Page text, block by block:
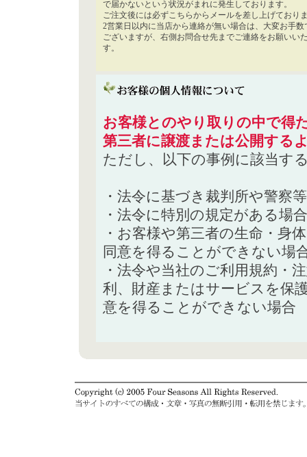
で届かないという状況がまれに発生しております。
ご注文後には必ずこちらからメールを差し上げており
2営業日以内に当店から連絡が無い場合は、大変お手数
ございますが、右側お問合せ先までご連絡をお願いい
す。
お客様とのやり取りの中で得
第三者に譲渡または公開する
ただし、以下の事例に該当す
・法令に基づき裁判所や警察
・法令に特別の規定がある場合
・お客様や第三者の生命・身
同意を得ることができない場
・法令や当社のご利用規約・
利、財産またはサービスを保
意を得ることができない場合